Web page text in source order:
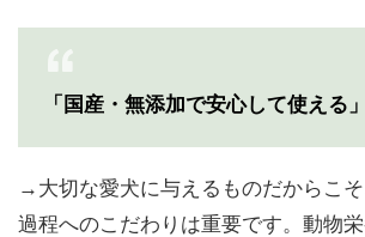
「国産・無添加で安心して使える」
→大切な愛犬に与えるものだからこ
過程へのこだわりは重要です。動物